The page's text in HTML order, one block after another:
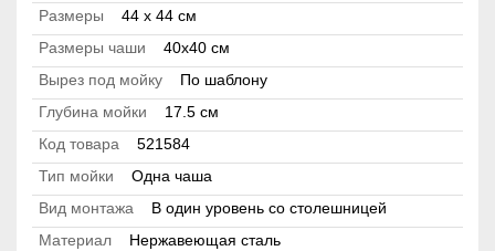
Размеры
44 x 44 см
Размеры чаши
40x40 см
Вырез под мойку
По шаблону
Глубина мойки
17.5 см
Код товара
521584
Тип мойки
Одна чаша
Вид монтажа
В один уровень со столешницей
Материал
Нержавеющая сталь